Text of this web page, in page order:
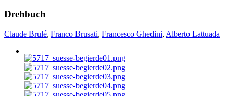
Drehbuch
Claude Brulé, Franco Brusati, Francesco Ghedini, Alberto Lattuada